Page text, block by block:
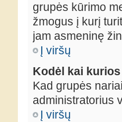
grupės kūrimo
žmogus į kurį
jam asmeninę
Į viršų
Kodėl kai
Kad grupės
administratorius
Į viršų